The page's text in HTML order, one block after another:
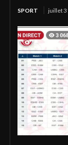
SPORT juillet